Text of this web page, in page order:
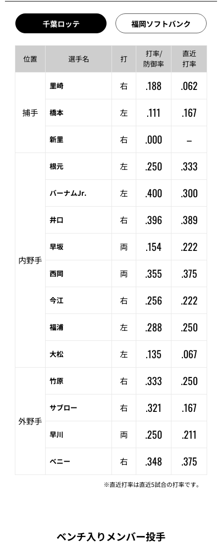
千葉ロッテ 福岡ソフトバンク
位置 選手名 打
打率/
防御率
直近
打率
捕手
里崎 右 .188 .062
橋本 左 .111 .167
新里 右 .000 –
内野手
根元 左 .250 .333
バーナムJr. 左 .400 .300
井口 右 .396 .389
早坂 両 .154 .222
西岡 両 .355 .375
今江 右 .256 .222
福浦 左 .288 .250
大松 左 .135 .067
外野手
竹原 右 .333 .250
サブロー 右 .321 .167
早川 両 .250 .211
ベニー 右 .348 .375
※直近打率は直近5試合の打率です。
ベンチ入りメンバー投手